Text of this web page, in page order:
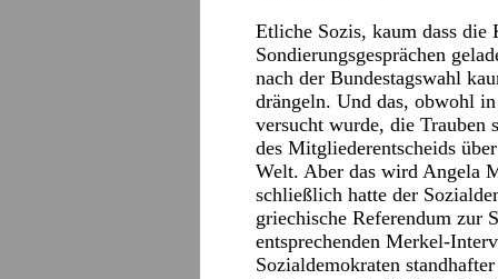
Etliche Sozis, kaum dass die
Sondierungsgesprächen
nach der Bundestagswahl
drängeln. Und das, obwohl
versucht wurde, die Trauben
des Mitgliederentscheids
Welt. Aber das wird Angela
schließlich hatte der
griechische Referendum zur
entsprechenden Merkel-
Sozialdemokraten